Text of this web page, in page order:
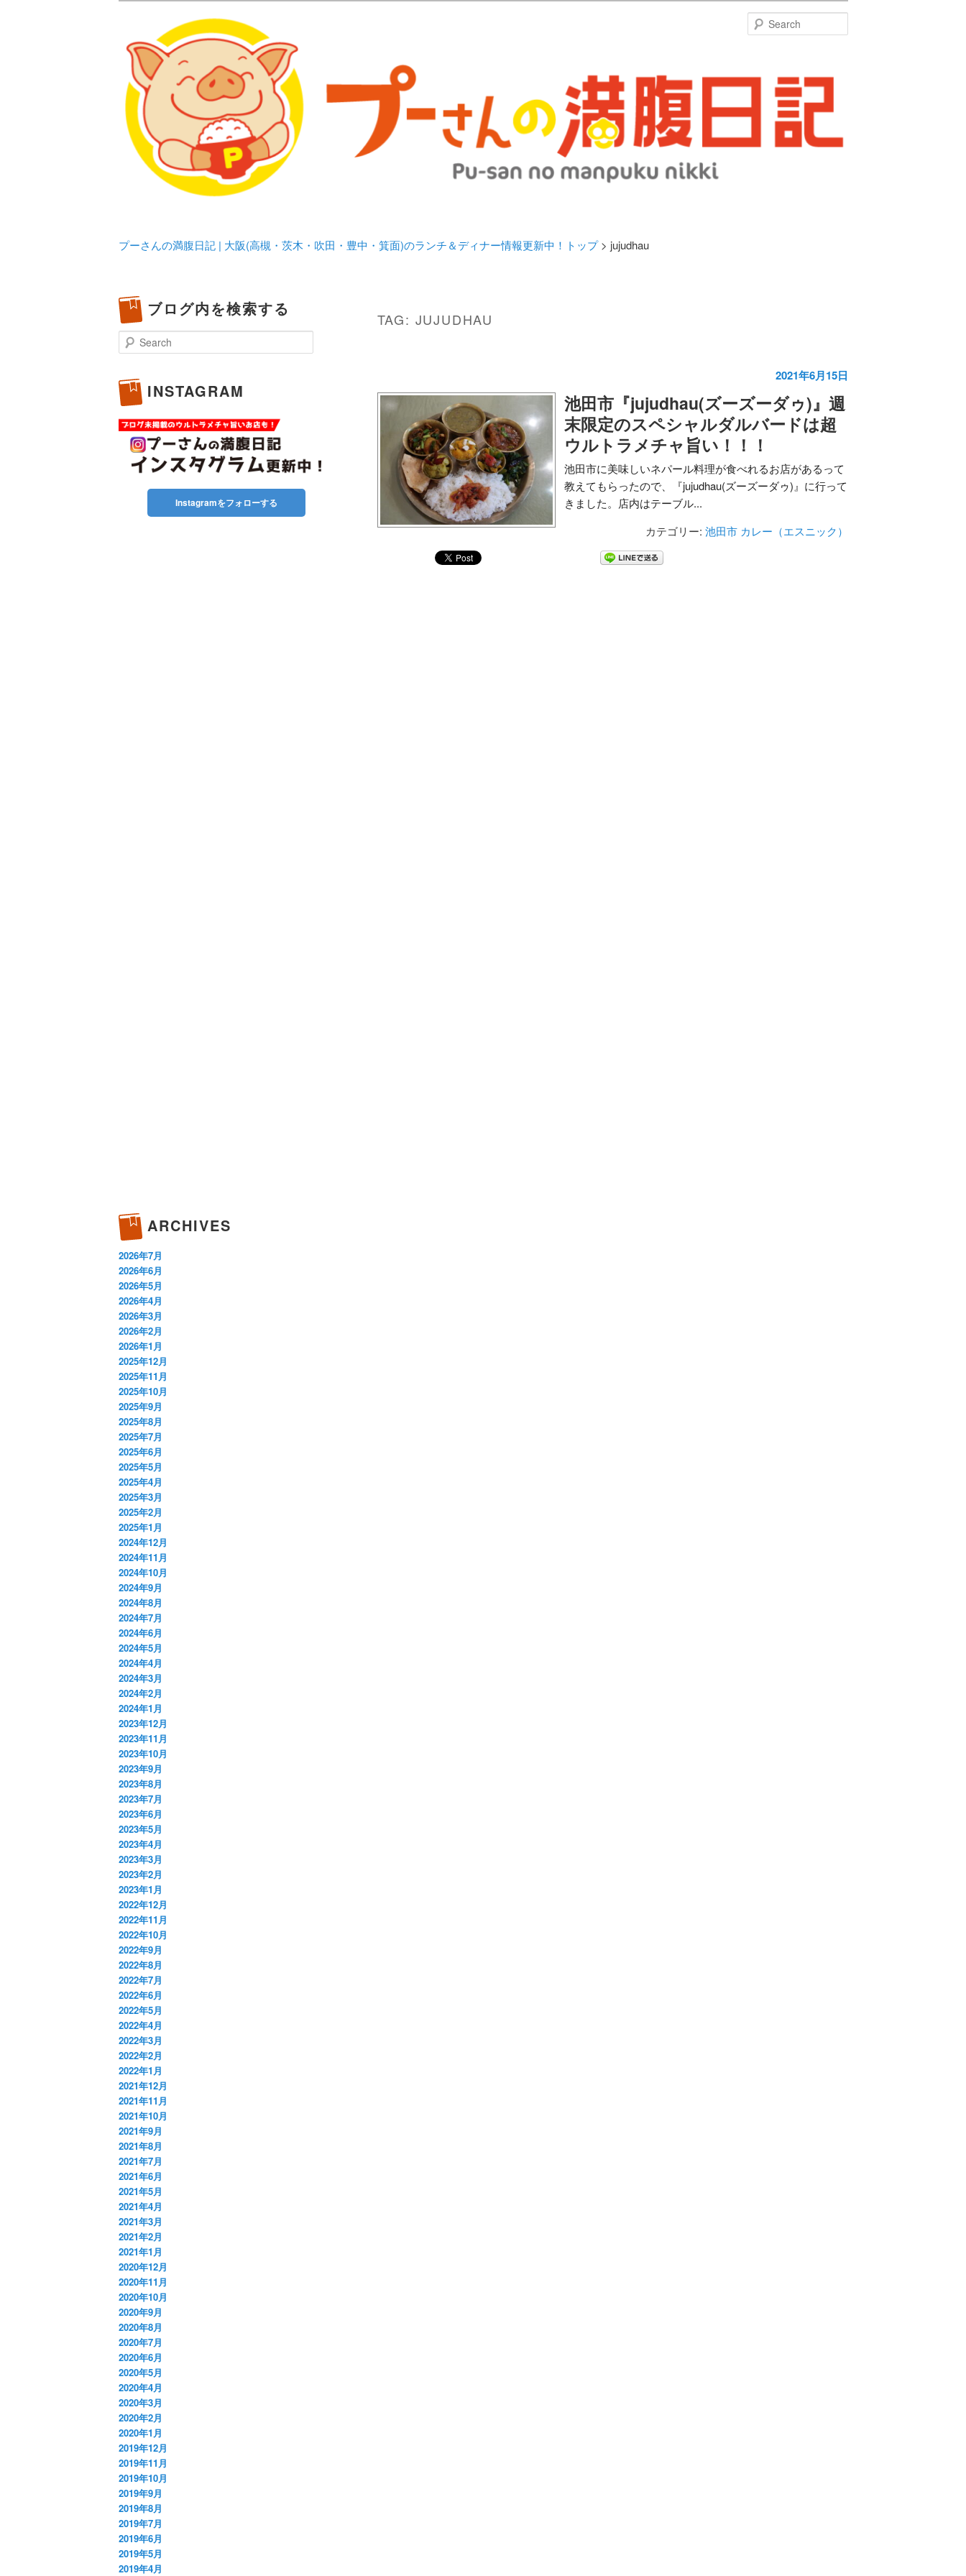
プーさんの満腹日記 | 大阪(高槻・茨木・吹田・
豊中・箕面)のランチ＆ディナー情報更新中！
化してます。
プーさんの満腹日記 | 大阪(高槻・茨木・吹田・豊中・箕面)のランチ＆ディナー情報更新中！トップ> jujudhau
TAG: JUJUDHAU
2021年6月15日
池田市『jujudhau(ズーズーダゥ)』週
末限定のスペシャルダルバードは超
ウルトラメチャ旨い！！！
池田市に美味しいネパール料理が食べれるお店があるって
教えてもらったので、『jujudhau(ズーズーダゥ)』に行って
きました。店内はテーブル...
カテゴリー: 池田市 カレー（エスニック）
ブログ内を検索する
Search
INSTAGRAM
Instagramをフォローする
ARCHIVES
2026年7月
2026年6月
2026年5月
2026年4月
2026年3月
2026年2月
2026年1月
2025年12月
2025年11月
2025年10月
2025年9月
2025年8月
2025年7月
2025年6月
2025年5月
2025年4月
2025年3月
2025年2月
2025年1月
2024年12月
2024年11月
2024年10月
2024年9月
2024年8月
2024年7月
2024年6月
2024年5月
2024年4月
2024年3月
2024年2月
2024年1月
2023年12月
2023年11月
2023年10月
2023年9月
2023年8月
2023年7月
2023年6月
2023年5月
2023年4月
2023年3月
2023年2月
2023年1月
2022年12月
2022年11月
2022年10月
2022年9月
2022年8月
2022年7月
2022年6月
2022年5月
2022年4月
2022年3月
2022年2月
2022年1月
2021年12月
2021年11月
2021年10月
2021年9月
2021年8月
2021年7月
2021年6月
2021年5月
2021年4月
2021年3月
2021年2月
2021年1月
2020年12月
2020年11月
2020年10月
2020年9月
2020年8月
2020年7月
2020年6月
2020年5月
2020年4月
2020年3月
2020年2月
2020年1月
2019年12月
2019年11月
2019年10月
2019年9月
2019年8月
2019年7月
2019年6月
2019年5月
2019年4月